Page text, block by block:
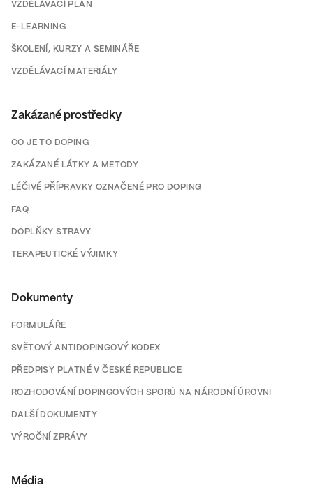
VZDĚLÁVACÍ PLÁN
E-LEARNING
ŠKOLENÍ, KURZY A SEMINÁŘE
VZDĚLÁVACÍ MATERIÁLY
Zakázané prostředky
CO JE TO DOPING
ZAKÁZANÉ LÁTKY A METODY
LÉČIVÉ PŘÍPRAVKY OZNAČENÉ PRO DOPING
FAQ
DOPLŇKY STRAVY
TERAPEUTICKÉ VÝJIMKY
Dokumenty
FORMULÁŘE
SVĚTOVÝ ANTIDOPINGOVÝ KODEX
PŘEDPISY PLATNÉ V ČESKÉ REPUBLICE
ROZHODOVÁNÍ DOPINGOVÝCH SPORŮ NA NÁRODNÍ ÚROVNI
DALŠÍ DOKUMENTY
VÝROČNÍ ZPRÁVY
Média